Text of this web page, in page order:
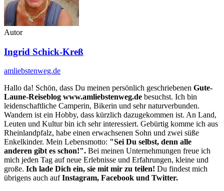
Autor
Ingrid Schick-Kreß
amliebstenweg.de
Hallo da! Schön, dass Du meinen persönlich geschriebenen Gute-
Laune-Reiseblog www.amliebstenweg.de besuchst. Ich bin
leidenschaftliche Camperin, Bikerin und sehr naturverbunden.
Wandern ist ein Hobby, dass kürzlich dazugekommen ist. An Land,
Leuten und Kultur bin ich sehr interessiert. Gebürtig komme ich aus
Rheinlandpfalz, habe einen erwachsenen Sohn und zwei süße
Enkelkinder. Mein Lebensmotto: "Sei Du selbst, denn alle
anderen gibt es schon!". Bei meinen Unternehmungen freue ich
mich jeden Tag auf neue Erlebnisse und Erfahrungen, kleine und
große. Ich lade Dich ein, sie mit mir zu teilen! Du findest mich
übrigens auch aufInstagram, Facebook und Twitter.